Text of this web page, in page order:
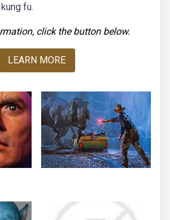
fu.
click the button below.
LEARN MORE